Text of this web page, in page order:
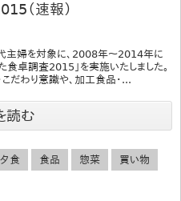
（速報）
主婦を対象に、2008年～2014年に
食卓調査2015｣を実施いたしました。
だわり意識や、加工食品・...
読む
夕食 食品 惣菜 買い物